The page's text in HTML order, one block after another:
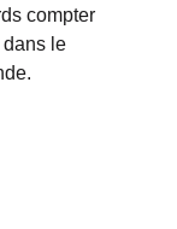
compter
dans le